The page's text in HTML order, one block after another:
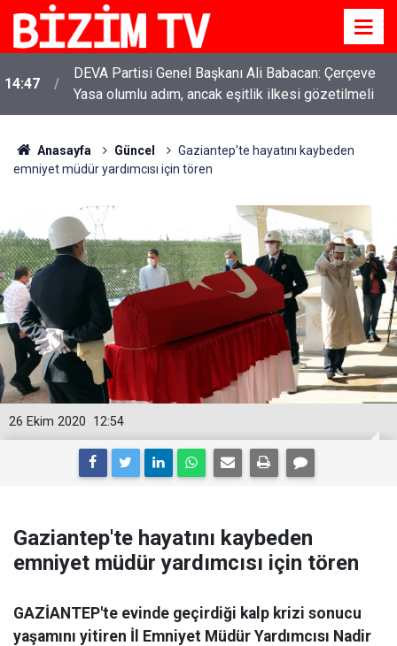
11:51
YENİ Parti Genel Başkanı Özgür Özel: “Şehit
ailelerinin, gazilerin yanına varamayacağımız,
gözüne bakamayacağımız işlerin içinde olmayız”
Anasayfa Güncel
Gaziantep'te hayatını kaybeden
emniyet müdür yardımcısı için tören
12:54
26 Ekim 2020
Gaziantep'te hayatını kaybeden
emniyet müdür yardımcısı için tören
GAZİANTEP'te evinde geçirdiği kalp krizi sonucu
yaşamını yitiren İl Emniyet Müdür Yardımcısı Nadir